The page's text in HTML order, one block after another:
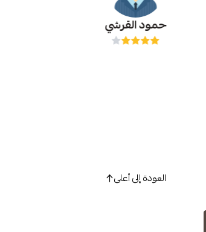
حمود القرشي
العودة إلى أعلى